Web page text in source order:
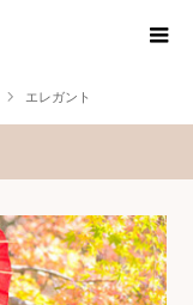
エレガント